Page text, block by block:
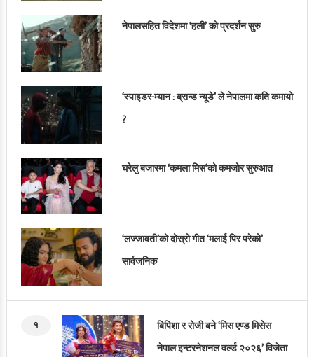
नेपालसहित विदेशमा ‘हली’ को प्रदर्शन सुरु
‘स्पाइडर-म्यान : ब्रान्ड न्यूडे’ ले नेपालमा कति कमायो
?
घरेलु बजारमा ‘कमला मिस’को कमजोर सुरुआत
‘लज्जावती’को दोस्रो गीत ‘मलाई पिर परेको’
सार्वजनिक
१
बिपिशा र रोजी बने ‘मिस एण्ड मिसेस
नेपाल इन्टरनेशनल वर्ल्ड २०२६’ विजेता